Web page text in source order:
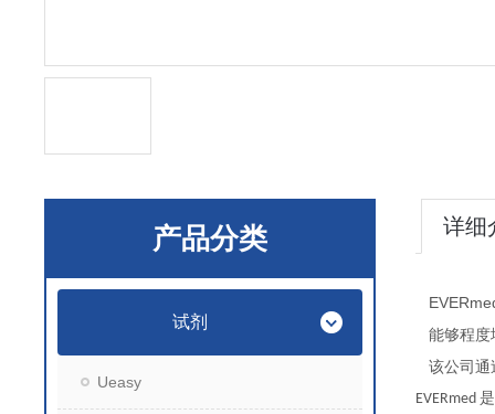
产品分类
试剂
Ueasy
详细
能够程度
该公司通
EVERmed